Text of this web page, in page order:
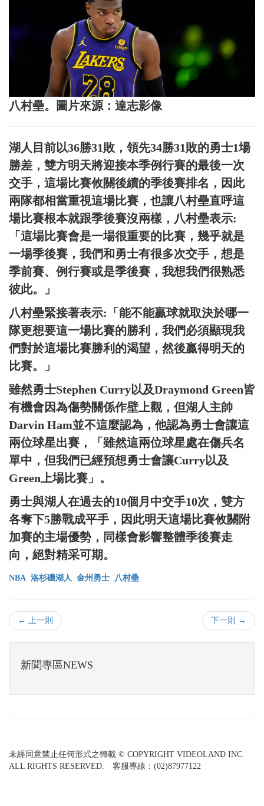
八村壘。圖片來源：達志影像
湖人目前以36勝31敗，領先34勝31敗的勇士1場
勝差，雙方明天將迎接本季例行賽的最後一次
交手，這場比賽攸關後續的季後賽排名，因此
兩隊都相當重視這場比賽，也讓八村壘直呼這
場比賽根本就跟季後賽沒兩樣，八村壘表示:
「這場比賽會是一場很重要的比賽，幾乎就是
一場季後賽，我們和勇士有很多次交手，想是
季前賽、例行賽或是季後賽，我想我們很熟悉
彼此。」
八村壘緊接著表示:「能不能贏球就取決於哪一
隊更想要這一場比賽的勝利，我們必須顯現我
們對於這場比賽勝利的渴望，然後贏得明天的
比賽。」
雖然勇士Stephen Curry以及Draymond Green皆
有機會因為傷勢關係作壁上觀，但湖人主帥
Darvin Ham並不這麼認為，他認為勇士會讓這
兩位球星出賽，「雖然這兩位球星處在傷兵名
單中，但我們已經預想勇士會讓Curry以及
Green上場比賽」。
勇士與湖人在過去的10個月中交手10次，雙方
各奪下5勝戰成平手，因此明天這場比賽攸關附
加賽的主場優勢，同樣會影響整體季後賽走
向，絕對精采可期。
NBA 洛杉磯湖人 金州勇士 八村壘
← 上一則 下一則 →
新聞專區NEWS
未經同意禁止任何形式之轉載 © COPYRIGHT VIDEOLAND INC.
ALL RIGHTS RESERVED. 客服專線：(02)87977122